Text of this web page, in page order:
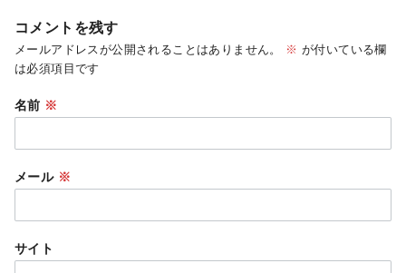
コメントを残す
メールアドレスが公開されることはありません。 ※ が付いている欄
は必須項目です
名前 ※
メール ※
サイト